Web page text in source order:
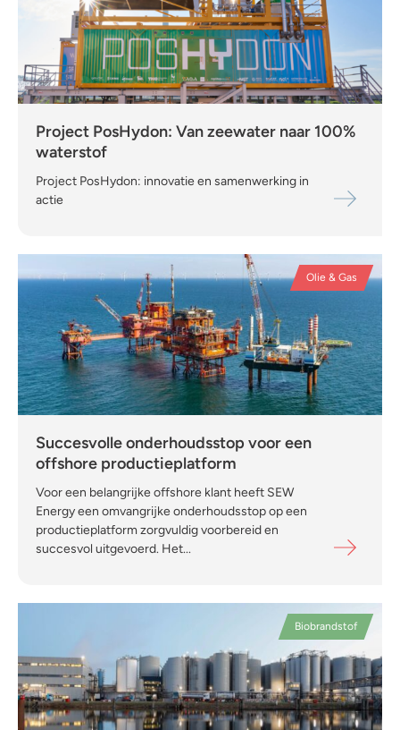
Project PosHydon: Van zeewater naar 100%
waterstof
Project PosHydon: innovatie en samenwerking in
actie
Olie & Gas
Succesvolle onderhoudsstop voor een
offshore productieplatform
Voor een belangrijke offshore klant heeft SEW
Energy een omvangrijke onderhoudsstop op een
productieplatform zorgvuldig voorbereid en
succesvol uitgevoerd. Het...
Biobrandstof